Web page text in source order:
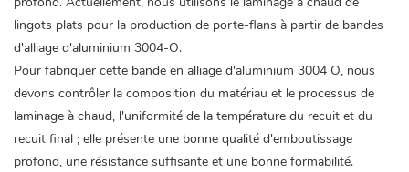
lingots plats pour la production de porte-flans à partir de bandes
d'alliage d'aluminium 3004-O.
Pour fabriquer cette bande en alliage d'aluminium 3004 O, nous
devons contrôler la composition du matériau et le processus de
laminage à chaud, l'uniformité de la température du recuit et du
recuit final ; elle présente une bonne qualité d'emboutissage
profond, une résistance suffisante et une bonne formabilité.